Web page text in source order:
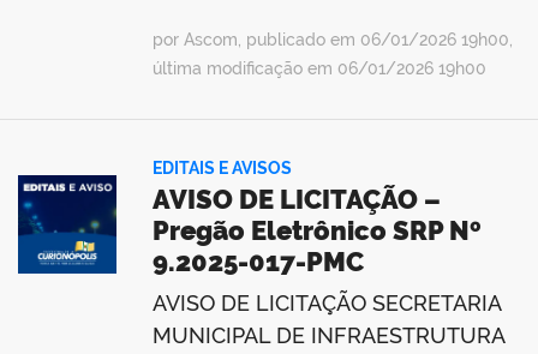
por Ascom, publicado em 06/01/2026 19h00,
última modificação em 06/01/2026 19h00
EDITAIS E AVISOS
AVISO DE LICITAÇÃO –
Pregão Eletrônico SRP Nº
9.2025-017-PMC
AVISO DE LICITAÇÃO SECRETARIA
MUNICIPAL DE INFRAESTRUTURA